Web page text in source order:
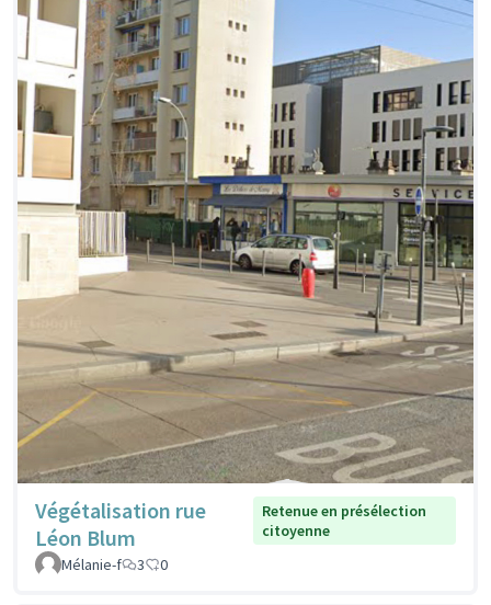
Végétalisation rue
Léon Blum
Retenue en présélection
citoyenne
Mélanie-f
3 0